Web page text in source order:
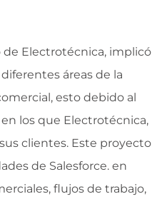
Electrotécnica, implicó
áreas de la
esto debido al
los que Electrotécnica,
clientes. Este proyecto
de Salesforce. en
flujos de trabajo,